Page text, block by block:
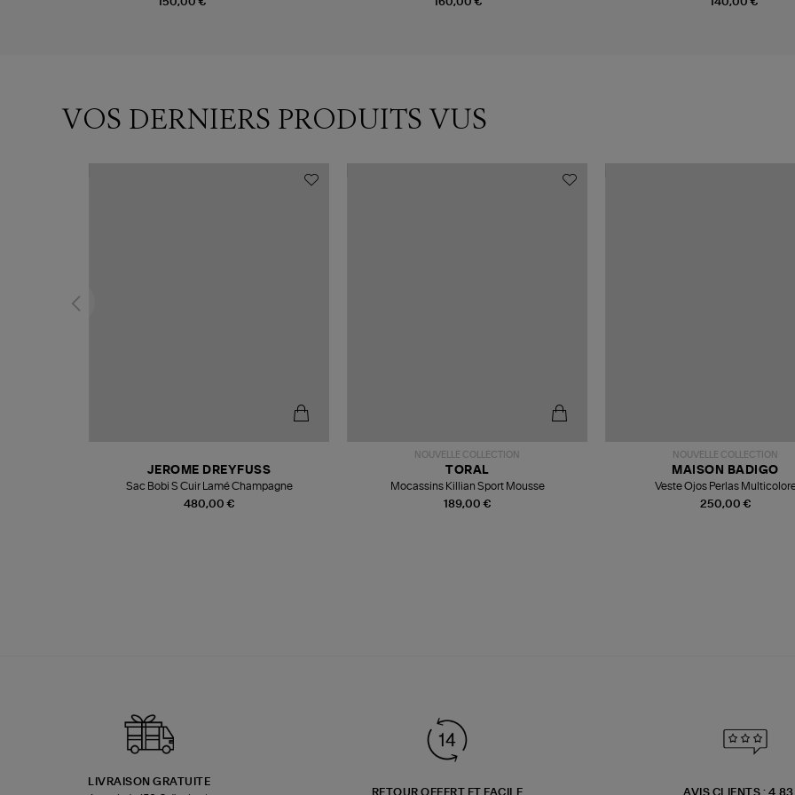
VOS DERNIERS PRODUITS VUS
480,00 €
JEROME DREYFUSS
Sac Bobi S Cuir Lamé Champagne
NOUVELLE COLLECTION
189,00 €
TORAL
Mocassins Killian Sport Mousse
NOUVELLE COLLECTION
250,00 €
MAISON BADIGO
Veste Ojos Perlas
LIVRAISON GRATUITE
RETOUR OFFERT ET FACILE AVIS CLIENTS :